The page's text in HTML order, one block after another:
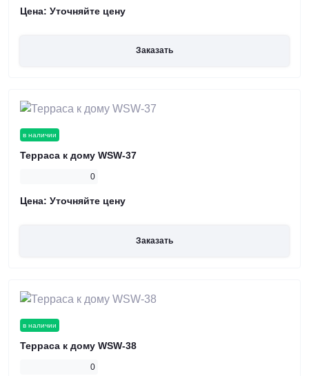
Цена: Уточняйте цену
Заказать
в наличии
Терраса к дому WSW-37
0
Цена: Уточняйте цену
Заказать
в наличии
Терраса к дому WSW-38
0